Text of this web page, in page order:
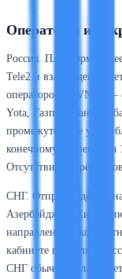
Операторы и
Россия. Платформа
Tele2 и
операторов (MVNO) —
Yota, Газпромбанк
промежуточные узлы,
конечному абоненту за
Отсутствие
СНГ. Отправка
Азербайджан,
направления и
кабинете позволяет
СНГ обычно